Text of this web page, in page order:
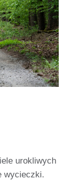
urokliwych
wycieczki.